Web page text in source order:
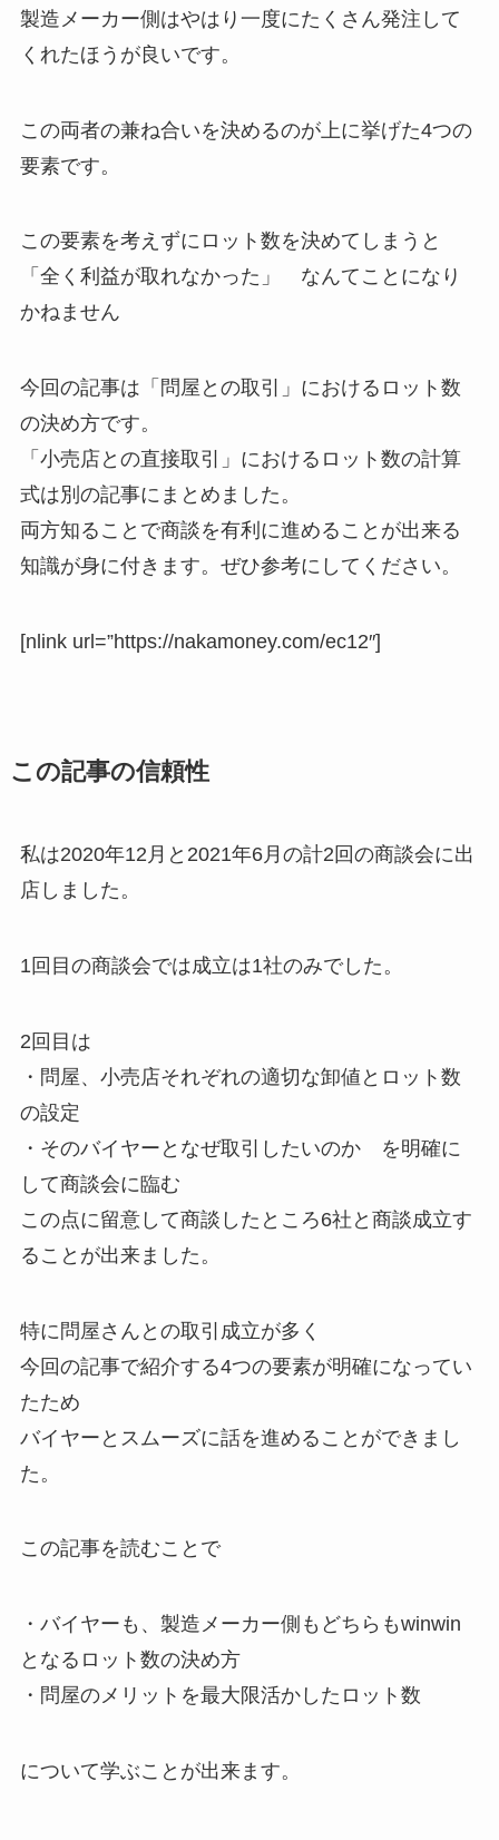
製造メーカー側はやはり一度にたくさん発注して
くれたほうが良いです。
この両者の兼ね合いを決めるのが上に挙げた4つの
要素です。
この要素を考えずにロット数を決めてしまうと
「全く利益が取れなかった」 なんてことになり
かねません
今回の記事は「問屋との取引」におけるロット数
の決め方です。
「小売店との直接取引」におけるロット数の計算
式は別の記事にまとめました。
両方知ることで商談を有利に進めることが出来る
知識が身に付きます。ぜひ参考にしてください。
[nlink url=”https://nakamoney.com/ec12″]
この記事の信頼性
私は2020年12月と2021年6月の計2回の商談会に出
店しました。
1回目の商談会では成立は1社のみでした。
2回目は
・問屋、小売店それぞれの適切な卸値とロット数
の設定
・そのバイヤーとなぜ取引したいのか を明確に
して商談会に臨む
この点に留意して商談したところ6社と商談成立す
ることが出来ました。
特に問屋さんとの取引成立が多く
今回の記事で紹介する4つの要素が明確になってい
たため
バイヤーとスムーズに話を進めることができまし
た。
この記事を読むことで
・バイヤーも、製造メーカー側もどちらもwinwin
となるロット数の決め方
・問屋のメリットを最大限活かしたロット数
について学ぶことが出来ます。